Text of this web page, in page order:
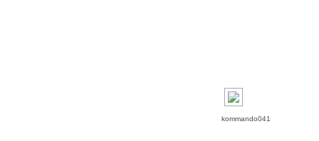
kommando041